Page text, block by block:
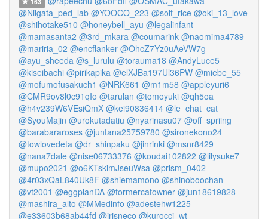
@Niigata_ped_lab @YOOCO_223 @solt_rice @oki_13_love
@shihotake510 @honeybell_ayu @legalinfant
@mamasanta2 @3rd_mkara @coumarink @naomima4789
@mariria_02 @encflanker @OhcZ7Yz0uAeVW7g
@ayu_sheeda @s_lurulu @torauma18 @AndyLuce5
@kiseibachi @pirikapika @elXJBa197Ul36PW @miebe_55
@mofumofusakuch1 @NRK661 @m1m58 @appleyuri6
@CMR9ov8l0c91qIo @tarulan @tomoyuki @qh5oa
@h4v239W6VEsiQmX @kei90836414 @le_chat_cat
@SyouMajin @urokutadatiu @nyarinasu07 @off_spriing
@barabararoses @juntana25759780 @sironekono24
@towlovedeta @dr_shinpaku @jinrinki @msnr8429
@nana7dale @nise06733376 @koudai102822 @lilysuke7
@mupo2021 @o6KTskimJseuWsa @prism_0402
@4r03xQaL840Uk8F @shiemamono @shinoboochan
@vt2001 @eggplanDA @formercatowner @jun18619828
@mashira_alto @MMedinfo @adestehw1225
@e33603b68ab44fd @irisneco @kurocci_wt